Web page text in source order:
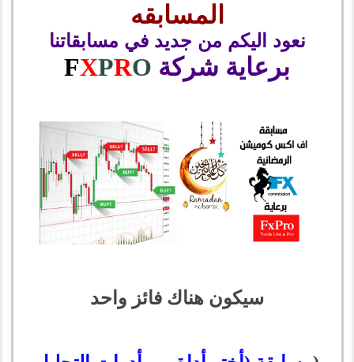
المسابقه
نعود اليكم من جديد في مسابقاتنا
برعاية شركة FXPRO
سيكون هناك فائز واحد